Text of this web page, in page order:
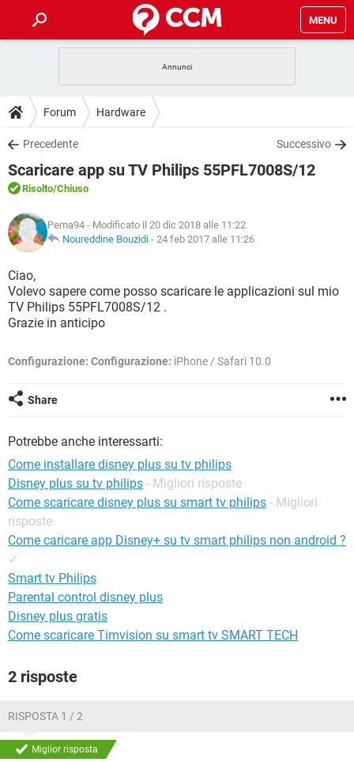
MENU
INTRATTENIMENTO
iOS
INSTAGRAM WHATSAPP
TIKTOK
HARDWARE
GUIDE
COVID-19
iOS
INSTAGRAM
TIKTOK FACEBOOK
DOWNLOAD
COVID-19 GAMING
INTRATTENIMENTO
iOS WINDOWS 10
INSTAGRAM
TIKTOK
HARDWARE
FORUM
COVID-19
INTRATTENIMENTO ANDROID
INSTAGRAM WHATSAPP
TIKTOK
GLOSSARIO
COVID-19
INTRATTENIMENTO
iOS
TIKTOK FACEBOOK
Forum Hardware
Precedente Successivo
Scaricare app su TV Philips 55PFL7008S/12
Risolto/Chiuso
Pema94 - Modificato il 20 dic 2018 alle 11:22
Noureddine Bouzidi - 24 feb 2017 alle 11:26
Ciao,
Volevo sapere come posso scaricare le applicazioni sul mio
TV Philips 55PFL7008S/12 .
Grazie in anticipo
Configurazione: Configurazione: iPhone / Safari 10.0
Share
Potrebbe anche interessarti:
Come installare disney plus su tv philips
Disney plus su tv philips - Migliori risposte
Come scaricare disney plus su smart tv philips - Migliori
risposte
Come caricare app Disney+ su tv smart philips non android ?
✓
Smart tv Philips
Parental control disney plus
Disney plus gratis
Come scaricare Timvision su smart tv SMART TECH
2 risposte
RISPOSTA 1 / 2
Miglior risposta